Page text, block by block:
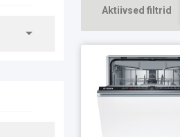

Aktiivsed filtrid